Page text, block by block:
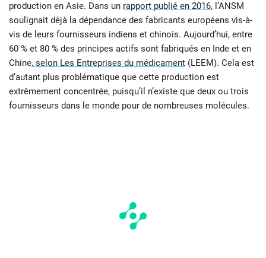
production en Asie. Dans un rapport publié en 2016, l’ANSM
soulignait déjà la dépendance des fabricants européens vis-à-
vis de leurs fournisseurs indiens et chinois. Aujourd’hui, entre
60 % et 80 % des principes actifs sont fabriqués en Inde et en
Chine, selon Les Entreprises du médicament (LEEM). Cela est
d’autant plus problématique que cette production est
extrêmement concentrée, puisqu’il n’existe que deux ou trois
fournisseurs dans le monde pour de nombreuses molécules.